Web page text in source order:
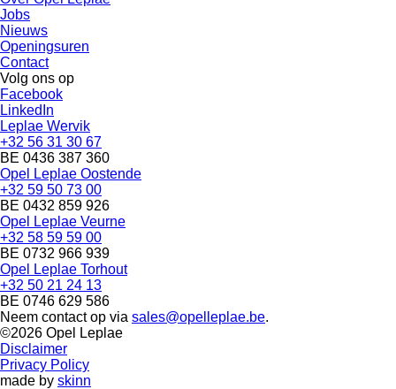
Jobs
Nieuws
Openingsuren
Contact
Volg ons op
Facebook
LinkedIn
Leplae Wervik
+32 56 31 30 67
BE 0436 387 360
Opel Leplae Oostende
+32 59 50 73 00
BE 0432 859 926
Opel Leplae Veurne
+32 58 59 59 00
BE 0732 966 939
Opel Leplae Torhout
+32 50 21 24 13
BE 0746 629 586
Neem contact op via sales@opelleplae.be.
©2026 Opel Leplae
Disclaimer
Privacy Policy
made by skinn